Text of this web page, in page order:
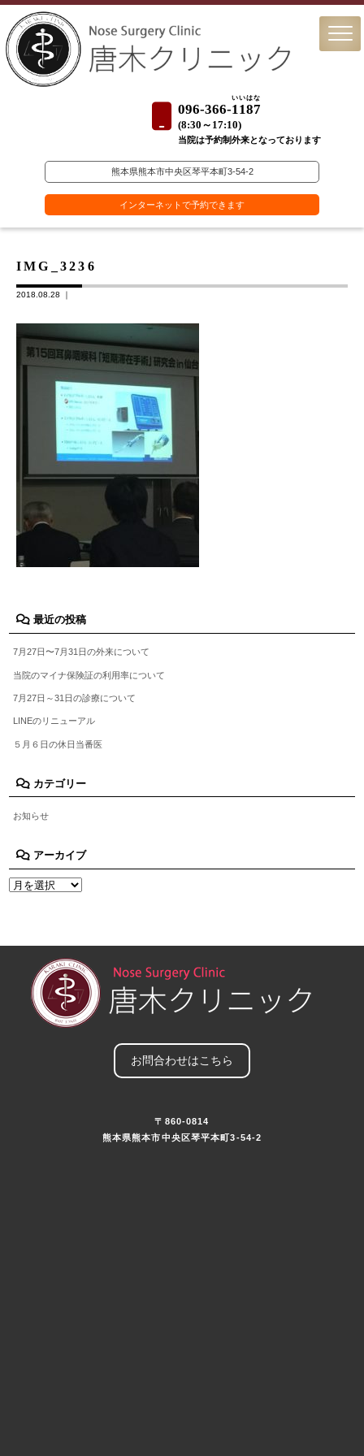
096-366-1187
いいはな
(8:30～17:10)
当院は予約制外来となっております
熊本県熊本市中央区琴平本町3-54-2
インターネットで予約できます
IMG_3236
2018.08.28 ｜
最近の投稿
7月27日〜7月31日の外来について
当院のマイナ保険証の利用率について
7月27日～31日の診療について
LINEのリニューアル
５月６日の休日当番医
カテゴリー
お知らせ
アーカイブ
お問合わせはこちら
〒860-0814
熊本県熊本市中央区琴平本町3-54-2